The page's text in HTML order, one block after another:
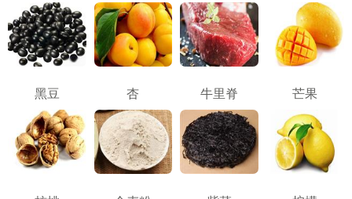
黑豆 杏 牛里脊 芒果